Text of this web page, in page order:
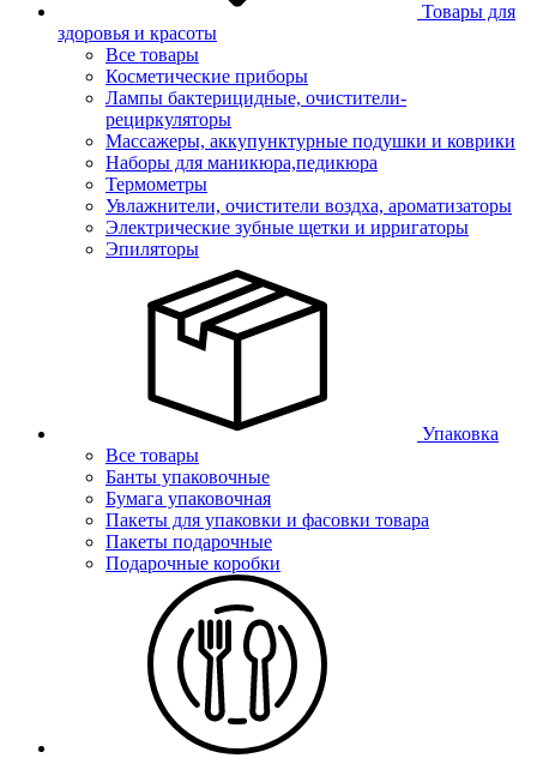
Товары для
здоровья и красоты
Все товары
Косметические приборы
Лампы бактерицидные, очистители-
рециркуляторы
Массажеры, аккупунктурные подушки и коврики
Наборы для маникюра,педикюра
Термометры
Увлажнители, очистители воздха, ароматизаторы
Электрические зубные щетки и ирригаторы
Эпиляторы
Упаковка
Все товары
Банты упаковочные
Бумага упаковочная
Пакеты для упаковки и фасовки товара
Пакеты подарочные
Подарочные коробки